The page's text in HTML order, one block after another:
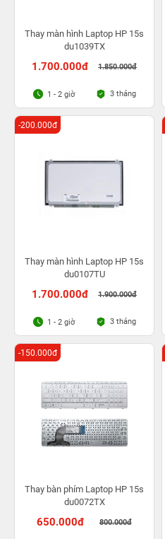
Thay màn hình Laptop HP 15s
du1039TX
1.700.000đ 1.850.000đ
1 - 2 giờ 3 tháng
Thay màn hình Laptop HP 15s
du0107TU
1.700.000đ 1.900.000đ
-200.000đ
1 - 2 giờ 3 tháng
Thay bàn phím Laptop HP 15s
du0072TX
650.000đ 800.000đ
-150.000đ